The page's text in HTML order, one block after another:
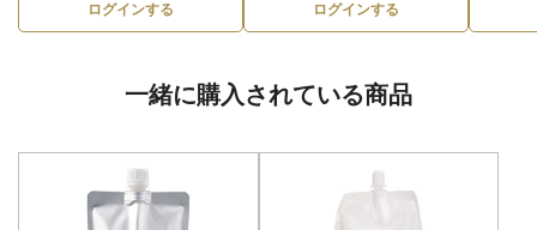
ログインする ログインする
一緒に購入されている商品